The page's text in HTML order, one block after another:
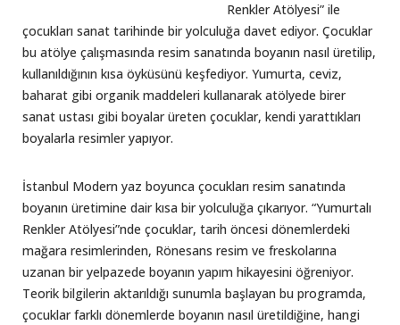
Renkler Atölyesi” ile
çocukları sanat tarihinde bir yolculuğa davet ediyor. Çocuklar
bu atölye çalışmasında resim sanatında boyanın nasıl üretilip,
kullanıldığının kısa öyküsünü keşfediyor. Yumurta, ceviz,
baharat gibi organik maddeleri kullanarak atölyede birer
sanat ustası gibi boyalar üreten çocuklar, kendi yarattıkları
boyalarla resimler yapıyor.
İstanbul Modern yaz boyunca çocukları resim sanatında
boyanın üretimine dair kısa bir yolculuğa çıkarıyor. “Yumurtalı
Renkler Atölyesi”nde çocuklar, tarih öncesi dönemlerdeki
mağara resimlerinden, Rönesans resim ve freskolarına
uzanan bir yelpazede boyanın yapım hikayesini öğreniyor.
Teorik bilgilerin aktarıldığı sunumla başlayan bu programda,
çocuklar farklı dönemlerde boyanın nasıl üretildiğine, hangi